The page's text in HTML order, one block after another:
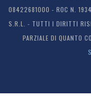
08422681000 - ROC N.
S.R.L. - TUTTI I DIRITTI
PARZIALE DI QUANTO